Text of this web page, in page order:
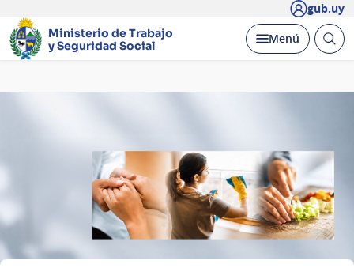
gub.uy
Ministerio de Trabajo
y Seguridad Social
Desplegar
Menú Abrir